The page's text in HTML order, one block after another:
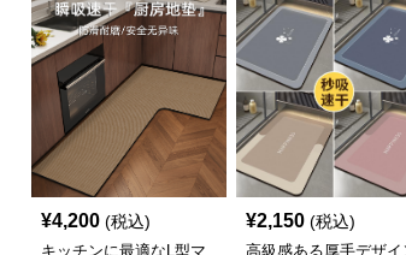
¥4,200 (税込)
キッチンに最適なL型マ
¥2,150 (税込)
高級感ある厚手デザイ